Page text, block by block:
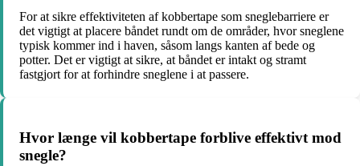
For at sikre effektiviteten af kobbertape som sneglebarriere er
det vigtigt at placere båndet rundt om de områder, hvor sneglene
typisk kommer ind i haven, såsom langs kanten af bede og
potter. Det er vigtigt at sikre, at båndet er intakt og stramt
fastgjort for at forhindre sneglene i at passere.
Hvor længe vil kobbertape forblive effektivt mod
snegle?